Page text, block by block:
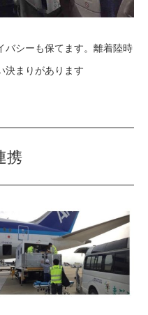
バシーも保てます。離着陸時
決まりがあります
携